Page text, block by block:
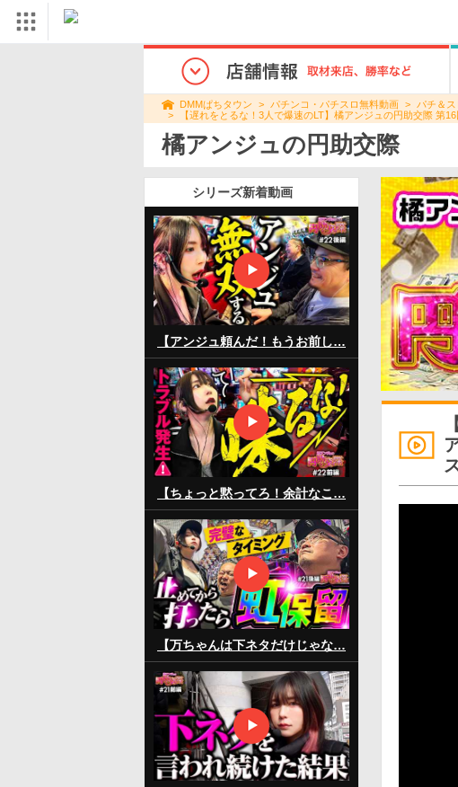
DMMぱちタウン パチンコ・パチスロ無料動画 パチ＆ス
【遅れをとるな！3人で爆速のLT】橘アンジュの円助交際 第
橘アンジュの円助交際
シリーズ新着動画
【アンジュ頼んだ！もうお前し…
【ちょっと黙ってろ！余計なこ…
【万ちゃんは下ネタだけじゃな…